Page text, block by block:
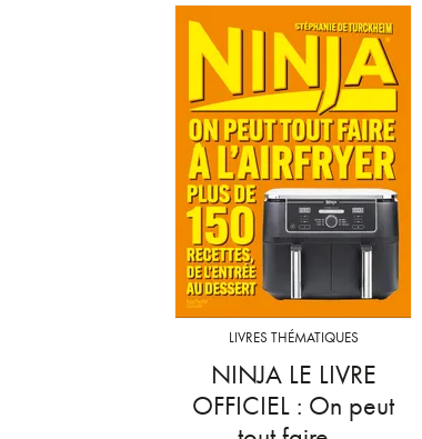
LIVRES THÉMATIQUES
NINJA LE LIVRE
OFFICIEL : On peut